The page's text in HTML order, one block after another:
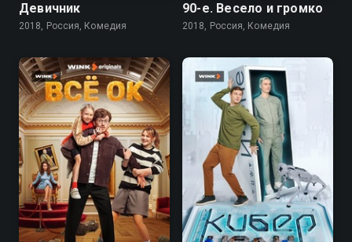
Девичник
2018, Россия, Комедия
90-е. Весело и громко
2018, Россия, Комедия
7.6 7.6